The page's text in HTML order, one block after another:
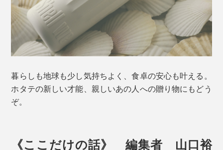
暮らしも地球も少し気持ちよく、食卓の安心も叶える。
ホタテの新しい才能、親しいあの人への贈り物にもどう
ぞ。
《ここだけの話》 編集者 山口裕